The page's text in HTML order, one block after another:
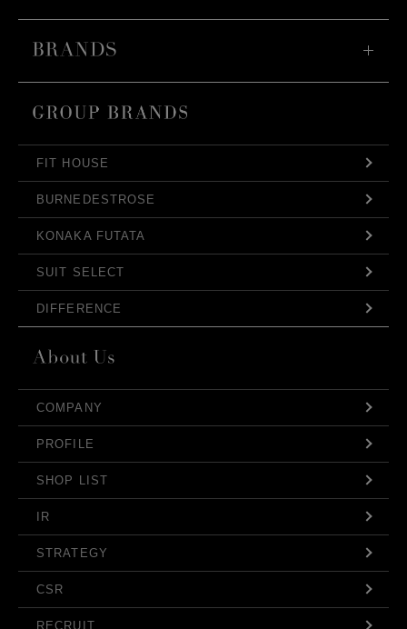
FIT HOUSE
BURNEDESTROSE
KONAKA FUTATA
SUIT SELECT
DIFFERENCE
COMPANY
PROFILE
SHOP LIST
IR
STRATEGY
CSR
RECRUIT